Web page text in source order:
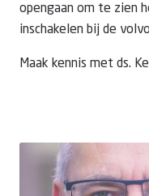
opengaan om te zien
inschakelen bij de
Maak kennis met ds.